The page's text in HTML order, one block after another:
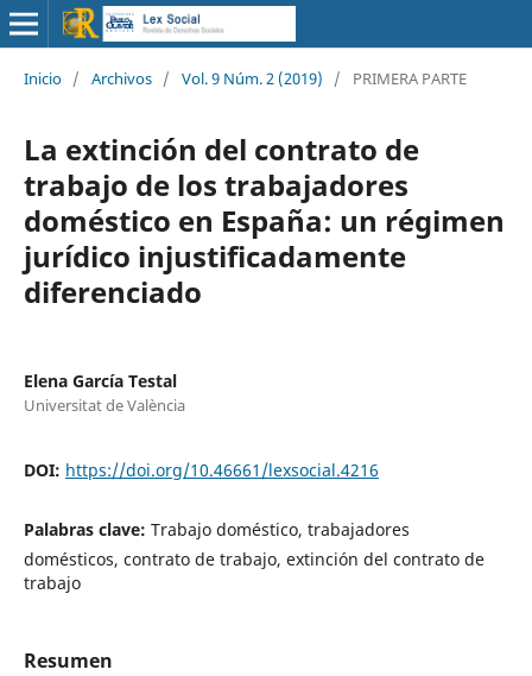
Inicio / Archivos / Vol. 9 Núm. 2 (2019) / PRIMERA PARTE
La extinción del contrato de
trabajo de los trabajadores
doméstico en España: un régimen
jurídico injustificadamente
diferenciado
Elena García Testal
Universitat de València
DOI: https://doi.org/10.46661/lexsocial.4216
Palabras clave: Trabajo doméstico, trabajadores
domésticos, contrato de trabajo, extinción del contrato de
trabajo
Resumen